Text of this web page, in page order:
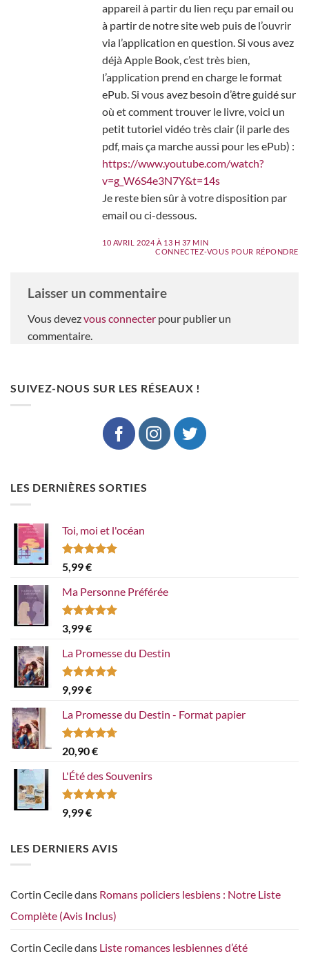
appareil à partir du lien reçu par email ou
à partir de notre site web puis de l’ouvrir
via l’application en question. Si vous avez
déjà Apple Book, c’est très bien,
l’application prend en charge le format
ePub. Si vous avez besoin d’être guidé sur
où et comment trouver le livre, voici un
petit tutoriel vidéo très clair (il parle des
pdf, mais ça marche aussi pour les ePub) :
https://www.youtube.com/watch?
v=g_W6S4e3N7Y&t=14s
Je reste bien sûr à votre disposition par
email ou ci-dessous.
10 AVRIL 2024 À 13 H 37 MIN
CONNECTEZ-VOUS POUR RÉPONDRE
Laisser un commentaire
Vous devezvous connecter pour publier un
commentaire.
SUIVEZ-NOUS SUR LES RÉSEAUX !
LES DERNIÈRES SORTIES
Toi, moi et l'océan
Note5.00
sur 5
5,99€
Ma Personne Préférée
Note5.00
sur 5
3,99€
La Promesse du Destin
Note5.00
sur 5
9,99€
La Promesse du Destin - Format papier
Note4.67
sur 5
20,90€
L'Été des Souvenirs
Note5.00
sur 5
9,99€
LES DERNIERS AVIS
Cortin Ceciledans Romans policiers lesbiens : Notre Liste
Complète (Avis Inclus)
Cortin Ceciledans Liste romances lesbiennes d’été